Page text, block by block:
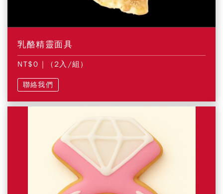
乳酪精靈面具
NT$0 | (2入/組)
聯絡我們